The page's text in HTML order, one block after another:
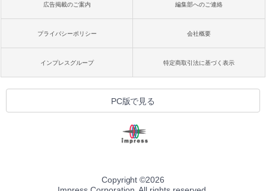
広告掲載のご案内 編集部へのご連絡
プライバシーポリシー 会社概要
インプレスグループ 特定商取引法に基づく表示
PC版で見る
Copyright ©2026